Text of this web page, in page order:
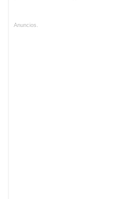
Anuncios.